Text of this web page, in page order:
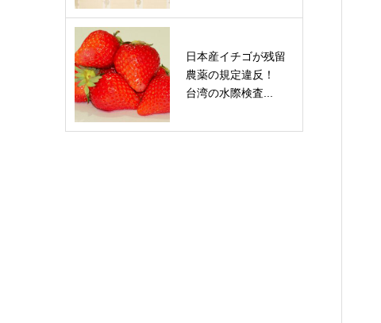
日本産イチゴが残留
農薬の規定違反！
台湾の水際検査...